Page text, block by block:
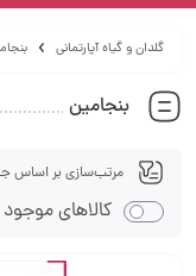
گلدان و گیاه آپارتمانی
بنجامین
کالاهای موجود